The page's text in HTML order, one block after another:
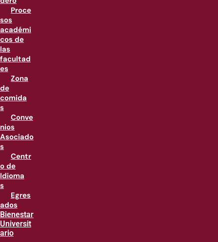
Proce
sos
académi
cos de
las
facultad
es
Zona
de
comida
s
Conve
nios
Asociado
s
Centr
o de
Idioma
s
Egres
ados
Bienestar
Universit
ario